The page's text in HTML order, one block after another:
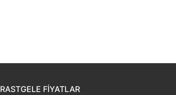
RASTGELE FIYATLAR